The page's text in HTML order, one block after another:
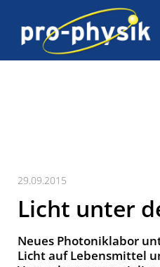
29.09.2015
Licht unter
Neues Photoniklabor
Licht auf Lebensmittel